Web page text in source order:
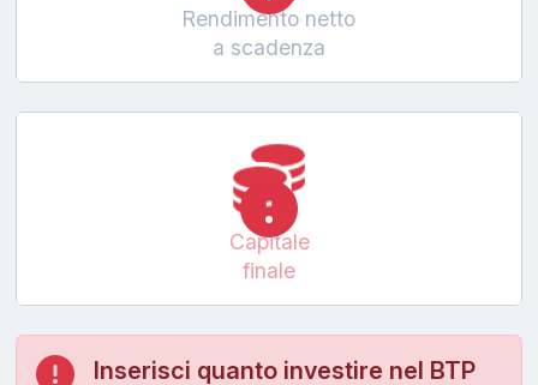
Rendimento netto
a scadenza
Capitale
finale
Inserisci quanto investire nel BTP